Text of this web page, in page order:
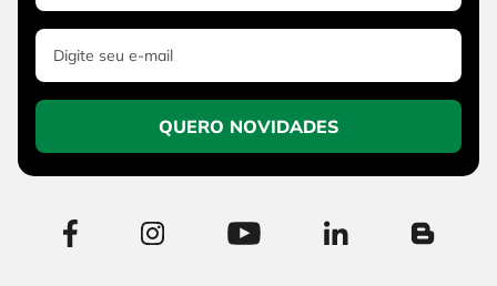
QUERO NOVIDADES